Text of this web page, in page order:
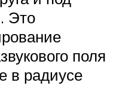
Это
поля
в радиусе